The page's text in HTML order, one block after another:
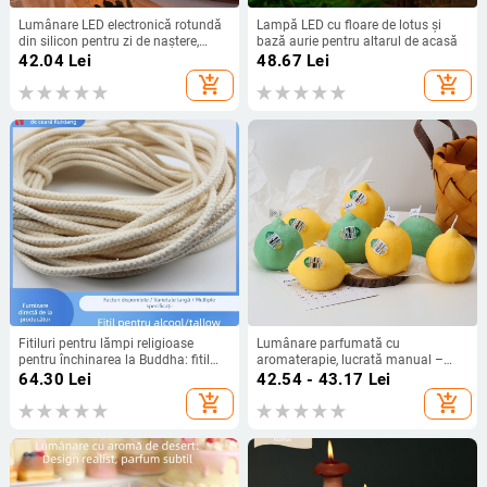
Lumânare LED electronică rotundă
din silicon pentru zi de naștere,
cerere în interior și atmosferă
42.04Lei
add_shopping_cart
Lampă LED cu floare de lotus și
bază aurie pentru altarul de acasă
48.67 Lei
add_shopping_cart
Fitiluri pentru lămpi religioase
pentru închinarea la Buddha: fitil
din bumbac pentru lampă cu ulei,
fitil de kerosen, fitil de lumânare, fitil
de lampă cu alcool
64.30 Lei
add_shopping_cart
Lumânare parfumată cu
aromaterapie, lucrată manual –
decor în formă de lămâie pentru
42.54 - 43.17 Lei
add_shopping_cart